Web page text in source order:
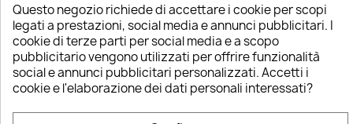
25020
P.IVA / C.F. / R.I. di Brescia n.03223310982
REA: BS-515638
Capitale sociale ver. € 35.000
Questo negozio richiede di accettare i cookie per scopi
legati a prestazioni, social media e annunci pubblicitari. I
cookie di terze parti per social media e a scopo
pubblicitario vengono utilizzati per offrire funzionalità
social e annunci pubblicitari personalizzati. Accetti i
cookie e l'elaborazione dei dati personali interessati?